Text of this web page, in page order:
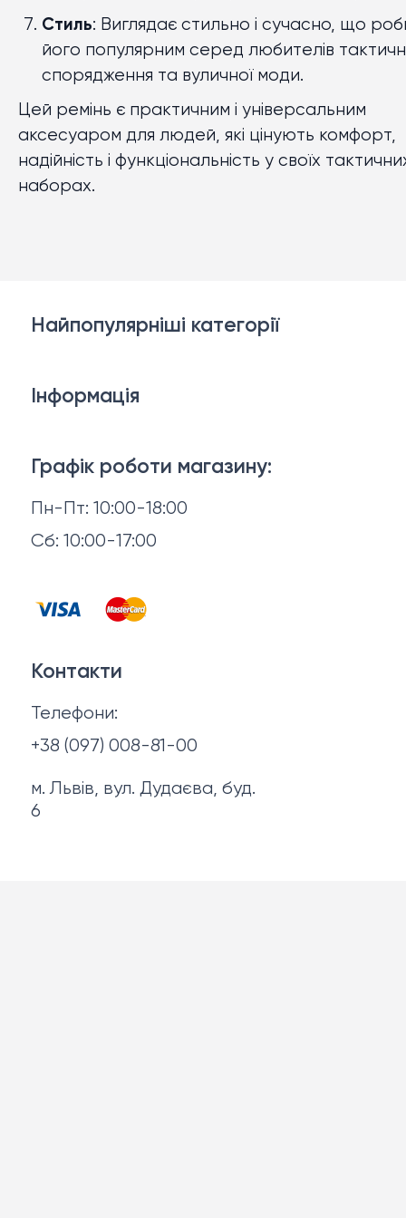
Стиль: Виглядає стильно і сучасно, що
його популярним серед любителів
спорядження та вуличної моди.
Цей ремінь є практичним і універсальним
аксесуаром для людей, які цінують комфорт,
надійність і функціональність у своїх
наборах.
Графік роботи магазину:
Пн-Пт: 10:00-18:00
Сб: 10:00-17:00
Найпопулярніші категорії
Взуття
Головні убори
Запальнички
Інформація
Відгуки
Договір оферти
Політика конфіденційності
Про нас
Контакти
Телефони:
+38 (097) 008-81-00
м. Львів, вул. Дудаєва, буд.
6